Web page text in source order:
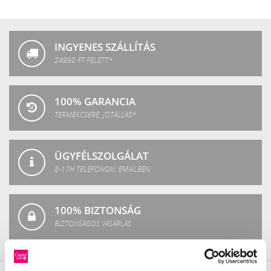
INGYENES SZÁLLÍTÁS
24990 FT FELETT*
100% GARANCIA
TERMÉKCSERE, JÓTÁLLÁS*
ÜGYFÉLSZOLGÁLAT
8-17H TELEFONON, EMAILBEN
100% BIZTONSÁG
BIZTONSÁGOS VÁSÁRLÁS